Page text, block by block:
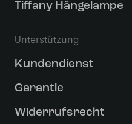
Tiffany Hängelampe
Unterstützung
Kundendienst
Garantie
Widerrufsrecht